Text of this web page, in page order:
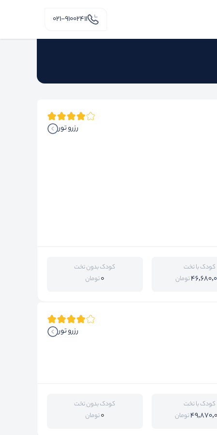
۰۲۱-91002411
رزرو تور
کودک با تخت
تومان
کودک بدون تخت
0تومان
رزرو تور
کودک با تخت
تومان
کودک بدون تخت
0تومان